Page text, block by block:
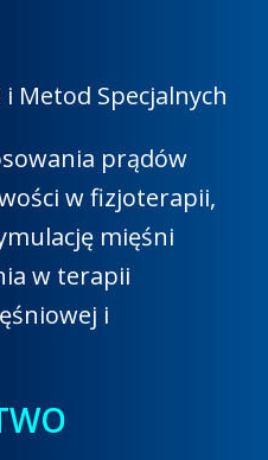
Metod Specjalnych
prądów
w fizjoterapii,
mięśni
w terapii
i